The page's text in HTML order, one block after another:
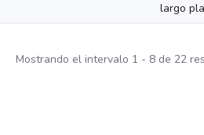
largo
Mostrando el intervalo 1 - 8 de 22